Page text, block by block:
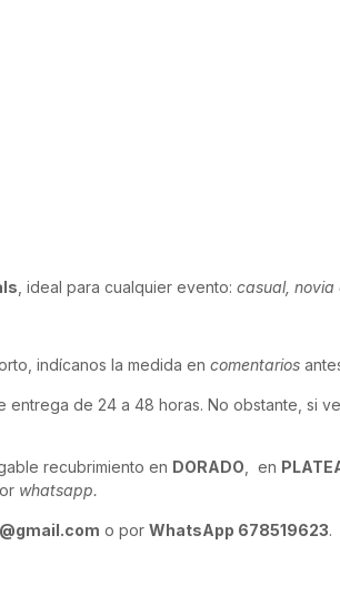
, ideal para cualquier evento: casual,
indícanos la medida en comentarios
de 24 a 48 horas. No obstante, si
recubrimiento en DORADO , en
whatsapp.
o por WhatsApp 678519623.